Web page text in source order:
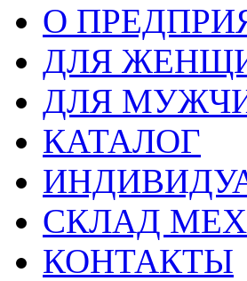
О
ДЛЯ
ДЛЯ
КАТАЛОГ
СКЛАД
КОНТАКТЫ